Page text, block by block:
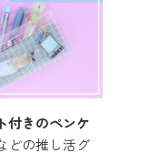
付きのペンケ
どの推し活グ